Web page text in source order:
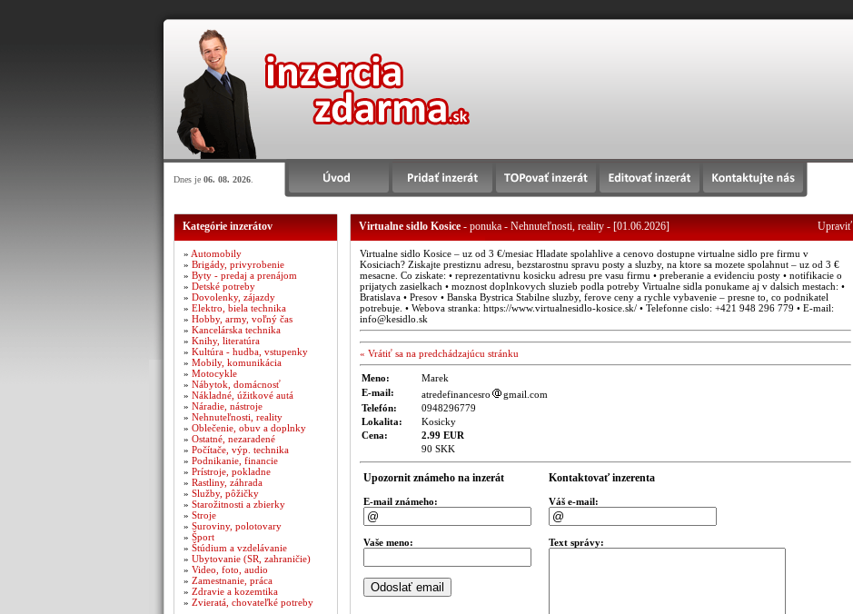
Dnes je 06. 08. 2026
Kategórie inzerátov
» Automobily
» Brigády, privyrobenie
» Byty - predaj a prenájom
» Detské potreby
» Dovolenky, zájazdy
» Elektro, biela technika
» Hobby, army, voľný čas
» Kancelárska technika
» Knihy, literatúra
» Kultúra - hudba, vstupenky
» Mobily, komunikácia
» Motocykle
» Nábytok, domácnosť
» Nákladné, úžitkové autá
» Náradie, nástroje
» Nehnuteľnosti, reality
» Oblečenie, obuv a doplnky
» Ostatné, nezaradené
» Počítače, výp. technika
» Podnikanie, financie
» Prístroje, pokladne
» Rastliny, záhrada
» Služby, pôžičky
» Starožitnosti a zbierky
» Stroje
» Suroviny, polotovary
» Šport
» Štúdium a vzdelávanie
» Ubytovanie (SR, zahraničie)
» Video, foto, audio
» Zamestnanie, práca
» Zdravie a kozemtika
» Zvieratá, chovateľké potreby
Virtualne sidlo Kosice- ponuka - Nehnuteľnosti, reality - [01.06.2026] Upraviť
Virtualne sidlo Kosice – uz od 3 €/mesiac Hladate spolahlive a cenovo dostupne virtualne sidlo pre firmu v
Kosiciach? Ziskajte prestiznu adresu, bezstarostnu spravu posty a sluzby, na ktore sa mozete spolahnut – uz od 3 €
mesacne. Co ziskate: • reprezentativnu kosicku adresu pre vasu firmu • preberanie a evidenciu posty • notifikacie o
prijatych zasielkach • moznost doplnkovych sluzieb podla potreby Virtualne sidla ponukame aj v dalsich mestach: •
Bratislava • Presov • Banska Bystrica Stabilne sluzby, ferove ceny a rychle vybavenie – presne to, co podnikatel
potrebuje. • Webova stranka: https://www.virtualnesidlo-kosice.sk/ • Telefonne cislo: +421 948 296 779 • E-mail:
info@kesidlo.sk
« Vrátiť sa na predchádzajúcu stránku
Meno:
Marek
E-mail:
atredefinancesro
gmail.com
Telefón:
0948296779
Lokalita:
Kosicky
Cena:
2.99 EUR
90 SKK
Upozornit známeho na inzerát
E-mail známeho:
Vaše meno:
Kontaktovať inzerenta
Váš e-mail:
Text správy: